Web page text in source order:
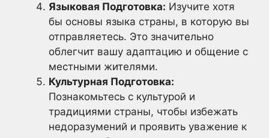
Языковая Подготовка: Изучите хотя
бы основы языка страны, в которую вы
отправляетесь. Это значительно
облегчит вашу адаптацию и общение с
местными жителями.
Культурная Подготовка:
Познакомьтесь с культурой и
традициями страны, чтобы избежать
недоразумений и проявить уважение к